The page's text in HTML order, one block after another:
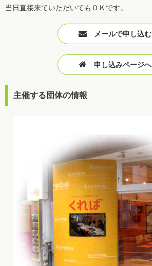
当日直接来ていただいてもＯＫです。
メールで申し込む
申し込みページへ
主催する団体の情報